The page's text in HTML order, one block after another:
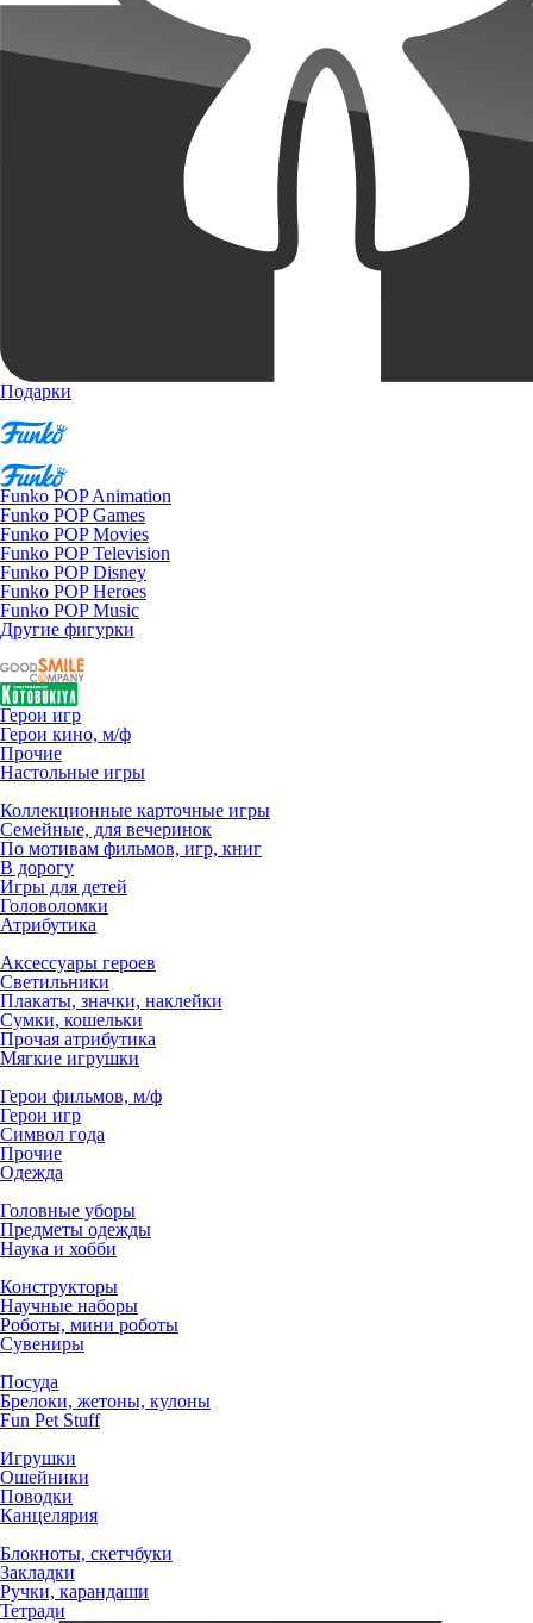
Подарки
Funko POP Animation
Funko POP Games
Funko POP Movies
Funko POP Television
Funko POP Disney
Funko POP Heroes
Funko POP Music
Другие фигурки
Герои игр
Герои кино, м/ф
Прочие
Настольные игры
Коллекционные карточные игры
Семейные, для вечеринок
По мотивам фильмов, игр, книг
В дорогу
Игры для детей
Головоломки
Атрибутика
Аксессуары героев
Светильники
Плакаты, значки, наклейки
Сумки, кошельки
Прочая атрибутика
Мягкие игрушки
Герои фильмов, м/ф
Герои игр
Символ года
Прочие
Одежда
Головные уборы
Предметы одежды
Наука и хобби
Конструкторы
Научные наборы
Роботы, мини роботы
Сувениры
Посуда
Брелоки, жетоны, кулоны
Fun Pet Stuff
Игрушки
Ошейники
Поводки
Канцелярия
Блокноты, скетчбуки
Закладки
Ручки, карандаши
Тетради